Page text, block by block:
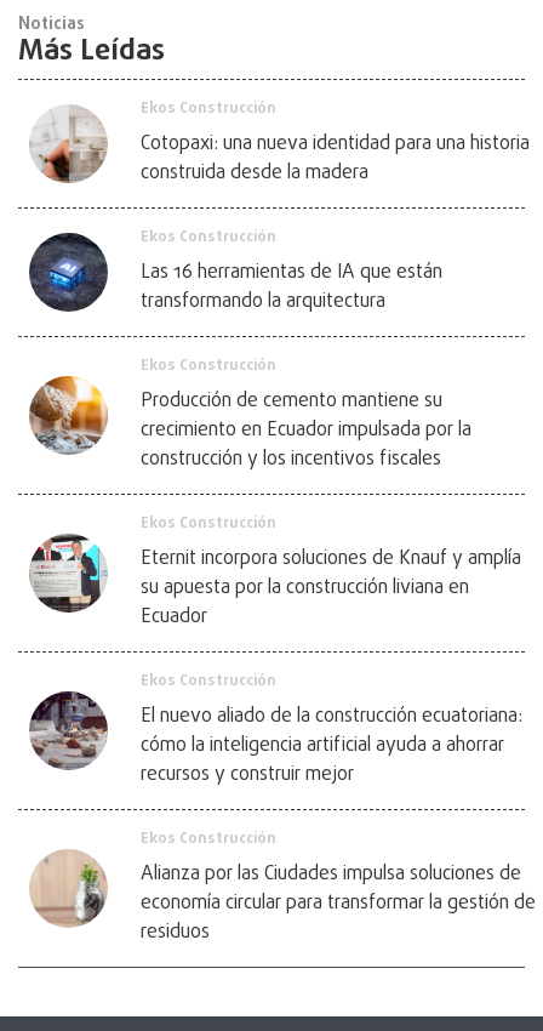
Noticias
Más Leídas
Ekos Construcción
Cotopaxi: una nueva identidad para una historia
construida desde la madera
Ekos Construcción
Las 16 herramientas de IA que están
transformando la arquitectura
Ekos Construcción
Producción de cemento mantiene su
crecimiento en Ecuador impulsada por la
construcción y los incentivos fiscales
Ekos Construcción
Eternit incorpora soluciones de Knauf y amplía
su apuesta por la construcción liviana en
Ecuador
Ekos Construcción
El nuevo aliado de la construcción ecuatoriana:
cómo la inteligencia artificial ayuda a ahorrar
recursos y construir mejor
Ekos Construcción
Alianza por las Ciudades impulsa soluciones de
economía circular para transformar la gestión de
residuos